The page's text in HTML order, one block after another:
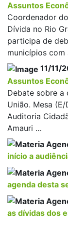
Assuntos
Coordenador
Dívida no Rio
participa de
municípios com
11/11/
Assuntos
Debate sobre a
União. Mesa
Auditoria
Amauri …
início a
agenda desta
as dívidas dos